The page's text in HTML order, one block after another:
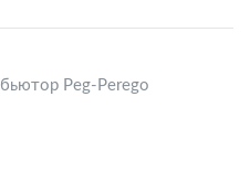
Peg-Perego